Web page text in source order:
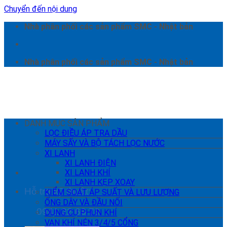
Chuyển đến nội dung
Nhà phân phối các sản phẩm SMC - Nhật bản
Nhà phân phối các sản phẩm SMC - Nhật bản
Hỗ trợ kỹ thuật:
0941 22 66 78
DANH MỤC SẢN PHẨM
LỌC ĐIỀU ÁP TRA DẦU
MÁY SẤY VÀ BỘ TÁCH LỌC NƯỚC
XI LANH
XI LANH ĐIỆN
XI LANH KHÍ
XI LANH KẸP XOAY
KIỂM SOÁT ÁP SUẤT VÀ LƯU LƯỢNG
ỐNG DÂY VÀ ĐẦU NỐI
DỤNG CỤ PHUN KHÍ
VAN KHÍ NÉN 3/4/5 CỔNG